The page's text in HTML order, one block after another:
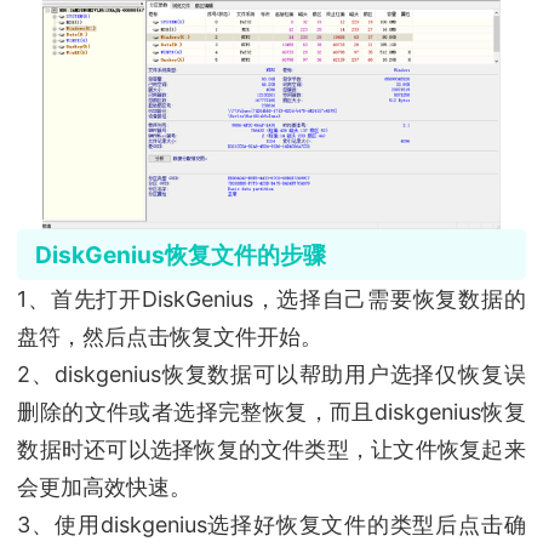
DiskGenius恢复文件的步骤
1、首先打开DiskGenius，选择自己需要恢复数据的
盘符，然后点击恢复文件开始。
2、diskgenius恢复数据可以帮助用户选择仅恢复误
删除的文件或者选择完整恢复，而且diskgenius恢复
数据时还可以选择恢复的文件类型，让文件恢复起来
会更加高效快速。
3、使用diskgenius选择好恢复文件的类型后点击确